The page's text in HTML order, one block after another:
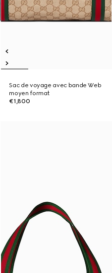
Sac de voyage avec bande Web
moyen format
€1,800